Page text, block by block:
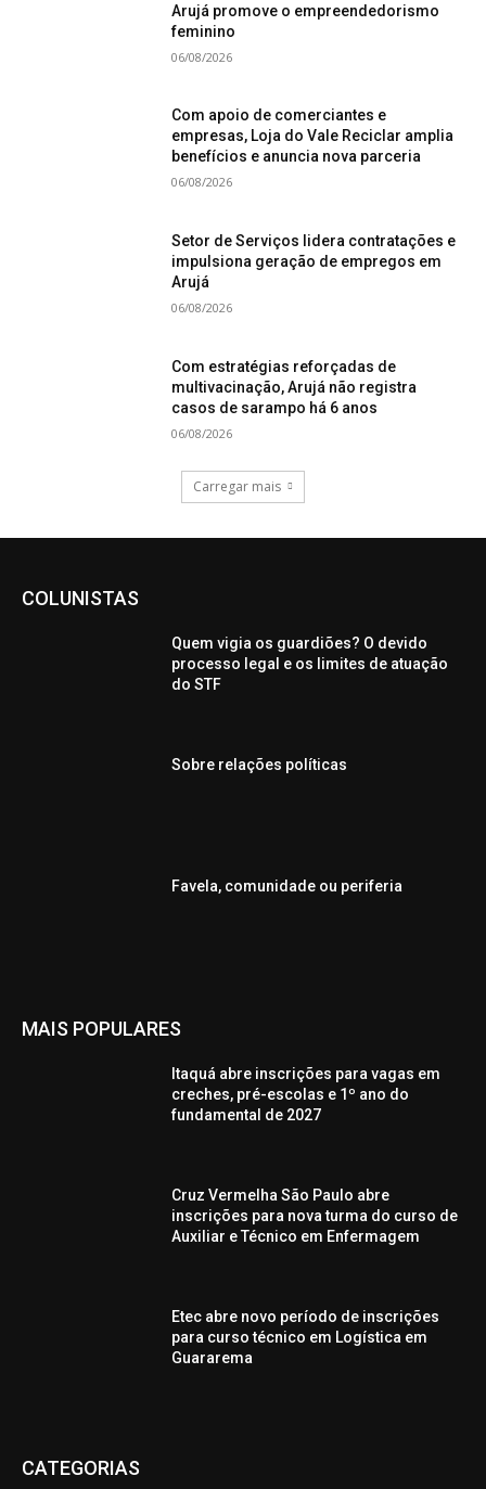
Arujá promove o empreendedorismo
feminino
06/08/2026
Com apoio de comerciantes e
empresas, Loja do Vale Reciclar amplia
benefícios e anuncia nova parceria
06/08/2026
Setor de Serviços lidera contratações e
impulsiona geração de empregos em
Arujá
06/08/2026
Com estratégias reforçadas de
multivacinação, Arujá não registra
casos de sarampo há 6 anos
06/08/2026
Carregar mais
COLUNISTAS
Quem vigia os guardiões? O devido
processo legal e os limites de atuação
do STF
Sobre relações políticas
Favela, comunidade ou periferia
MAIS POPULARES
Itaquá abre inscrições para vagas em
creches, pré-escolas e 1º ano do
fundamental de 2027
Cruz Vermelha São Paulo abre
inscrições para nova turma do curso de
Auxiliar e Técnico em Enfermagem
Etec abre novo período de inscrições
para curso técnico em Logística em
Guararema
CATEGORIAS